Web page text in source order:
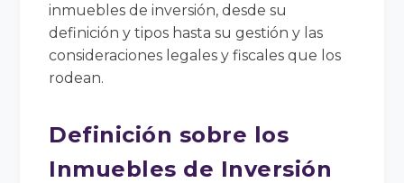
inmuebles de inversión, desde su
definición y tipos hasta su gestión y las
consideraciones legales y fiscales que los
rodean.
Definición sobre los
Inmuebles de Inversión